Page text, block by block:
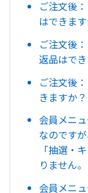
ご注文後
はできます
ご注文後
返品はで
ご注文後
きますか？
会員メニ
なのです
「抽選・
りません。
会員メニ